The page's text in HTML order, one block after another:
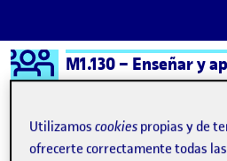
Saltar al contenido
Logo Ágora
Utilizamoscookies propias y de
ofrecerte correctamente todas